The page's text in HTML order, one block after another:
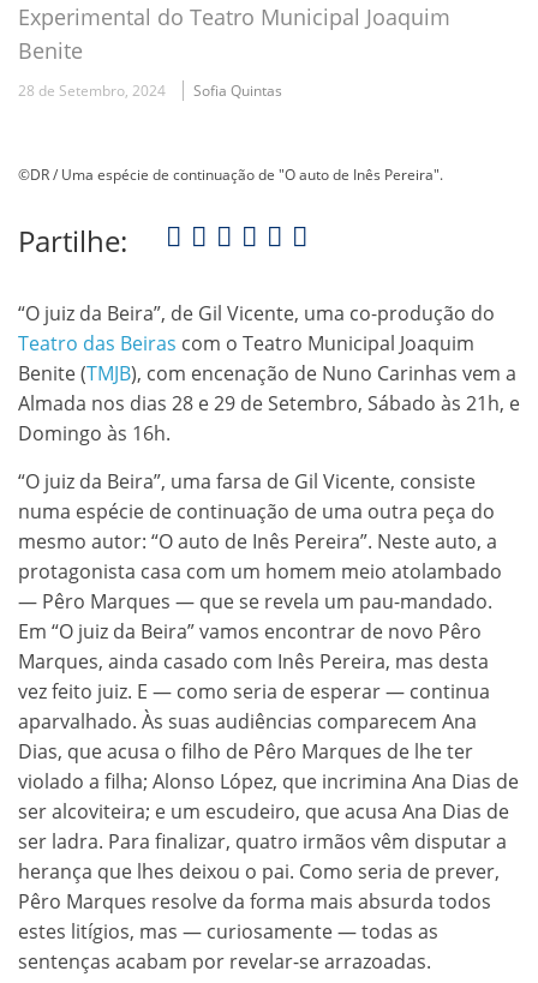
Experimental do Teatro Municipal Joaquim
Benite
28 de Setembro, 2024 Sofia Quintas
©DR / Uma espécie de continuação de "O auto de Inês Pereira".
Partilhe:
“O juiz da Beira”, de Gil Vicente, uma co-produção do
Teatro das Beiras com o Teatro Municipal Joaquim
Benite (TMJB), com encenação de Nuno Carinhas vem a
Almada nos dias 28 e 29 de Setembro, Sábado às 21h, e
Domingo às 16h.
“O juiz da Beira”, uma farsa de Gil Vicente, consiste
numa espécie de continuação de uma outra peça do
mesmo autor: “O auto de Inês Pereira”. Neste auto, a
protagonista casa com um homem meio atolambado
— Pêro Marques — que se revela um pau-mandado.
Em “O juiz da Beira” vamos encontrar de novo Pêro
Marques, ainda casado com Inês Pereira, mas desta
vez feito juiz. E — como seria de esperar — continua
aparvalhado. Às suas audiências comparecem Ana
Dias, que acusa o filho de Pêro Marques de lhe ter
violado a filha; Alonso López, que incrimina Ana Dias de
ser alcoviteira; e um escudeiro, que acusa Ana Dias de
ser ladra. Para finalizar, quatro irmãos vêm disputar a
herança que lhes deixou o pai. Como seria de prever,
Pêro Marques resolve da forma mais absurda todos
estes litígios, mas — curiosamente — todas as
sentenças acabam por revelar-se arrazoadas.